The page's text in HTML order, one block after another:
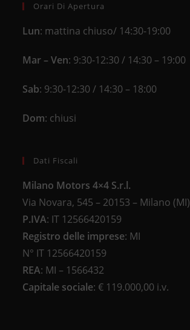
Orari Di Apertura
Lun: mattina chiuso/ 14:30-19:00
Mar – Ven: 9:30-12:30 / 14:30 – 19:00
Sab: 9:30-12:30 / 14:30 – 18:00
Dom: chiusi
Dati Fiscali
Milano Motors 4×4 S.r.l.
Via Novara, 545 – 20153 – Milano (MI)
P.IVA: IT 12566420159
Registro delle imprese: MI
N° IT 12566420159
REA: MI – 1566432
Capitale sociale: € 119.000,00 i.v.